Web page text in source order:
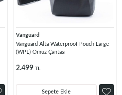
Vanguard
Vanguard Alta Waterproof Pouch Large
(WPL) Omuz Çantası
2.499 TL
Sepete Ekle